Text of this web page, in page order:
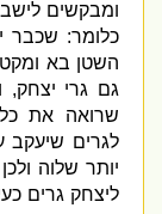
ומבקשים לישב
כלומר:שכבר יש
השטן בא ומקטרג
גם גרי יצחק,
שרואה את כל
לגרים שיעקב
יותר שלוה
ליצחק גרים